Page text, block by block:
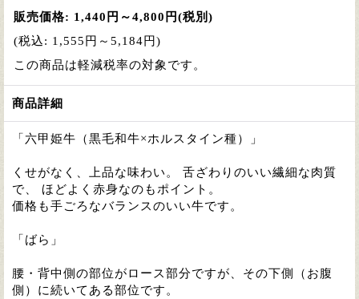
販売価格: 1,440円～4,800円(税別)
(税込: 1,555円～5,184円)
この商品は軽減税率の対象です。
商品詳細
「六甲姫牛（黒毛和牛×ホルスタイン種）」
くせがなく、上品な味わい。 舌ざわりのいい繊細な肉質
で、 ほどよく赤身なのもポイント。
価格も手ごろなバランスのいい牛です。
「ばら」
腰・背中側の部位がロース部分ですが、その下側（お腹
側）に続いてある部位です。